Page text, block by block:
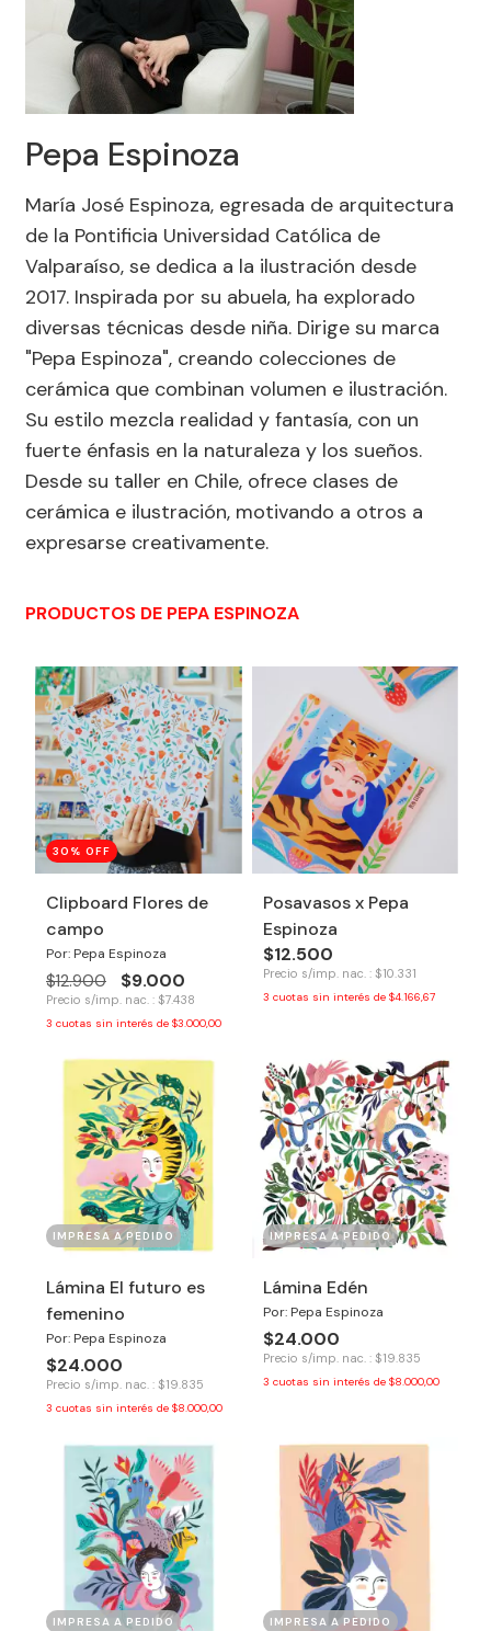
Pepa Espinoza
María José Espinoza, egresada de arquitectura
de la Pontificia Universidad Católica de
Valparaíso, se dedica a la ilustración desde
2017. Inspirada por su abuela, ha explorado
diversas técnicas desde niña. Dirige su marca
"Pepa Espinoza", creando colecciones de
cerámica que combinan volumen e ilustración.
Su estilo mezcla realidad y fantasía, con un
fuerte énfasis en la naturaleza y los sueños.
Desde su taller en Chile, ofrece clases de
cerámica e ilustración, motivando a otros a
expresarse creativamente.
PRODUCTOS DE PEPA ESPINOZA
30 % OFF
Clipboard Flores de
campo
Por: Pepa Espinoza
$12.900 $9.000
Precio s/imp. nac. : $7.438
3 cuotas sin interés de $3.000,00
Posavasos x Pepa
Espinoza
$12.500
Precio s/imp. nac. : $10.331
3 cuotas sin interés de $4.166,67
IMPRESA A PEDIDO
Lámina El futuro es
femenino
Por: Pepa Espinoza
$24.000
Precio s/imp. nac. : $19.835
3 cuotas sin interés de $8.000,00
IMPRESA A PEDIDO
Lámina Edén
Por: Pepa Espinoza
$24.000
Precio s/imp. nac. : $19.835
3 cuotas sin interés de $8.000,00
IMPRESA A PEDIDO IMPRESA A PEDIDO